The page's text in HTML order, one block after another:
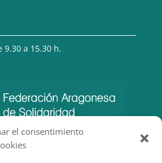
el consentimiento
9.30 a 15.30 h.